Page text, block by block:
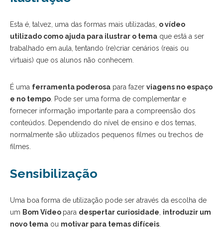
Esta é, talvez, uma das formas mais utilizadas, o vídeo
utilizado como ajuda para ilustrar o tema que está a ser
trabalhado em aula, tentando (re)criar cenários (reais ou
virtuais) que os alunos não conhecem.
É uma ferramenta poderosa para fazer viagens no espaço
e no tempo . Pode ser uma forma de complementar e
fornecer informação importante para a compreensão dos
conteúdos. Dependendo do nível de ensino e dos temas,
normalmente são utilizados pequenos filmes ou trechos de
filmes.
Sensibilização
Uma boa forma de utilização pode ser através da escolha de
um Bom Vídeo para despertar curiosidade introduzir um
novo tema ou motivar para temas difíceis